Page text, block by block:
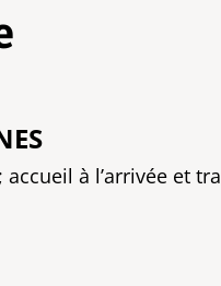
à l’arrivée et